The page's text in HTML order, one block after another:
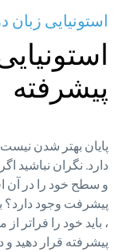
استونیایی
پیشرفته
پایان بهتر شدن
دارد. نگران نباشید
و سطح خود را در آن
پیشرفت وجود دارد؟
، باید خود را فراتر
پیشرفته قرار دهید و